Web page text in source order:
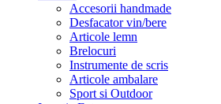
Accesorii handmade
Desfacator vin/bere
Articole lemn
Brelocuri
Instrumente de scris
Articole ambalare
Sport si Outdoor